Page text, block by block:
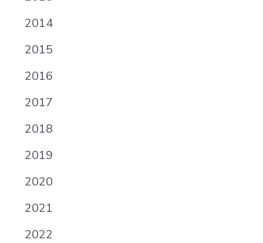
2014
2015
2016
2017
2018
2019
2020
2021
2022